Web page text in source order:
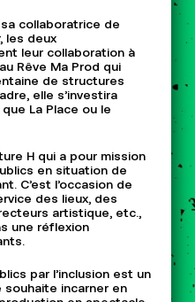
collaboratrice de
les deux
leur collaboration à
Rêve Ma Prod qui
de structures
elle s’investira
La Place ou le
H qui a pour mission
en situation de
C’est l’occasion de
des lieux, des
artistique, etc.,
une réflexion
par l’inclusion est un
incarner en